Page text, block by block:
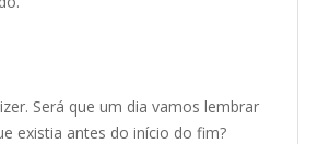
Será que um dia vamos lembrar
existia antes do início do fim?